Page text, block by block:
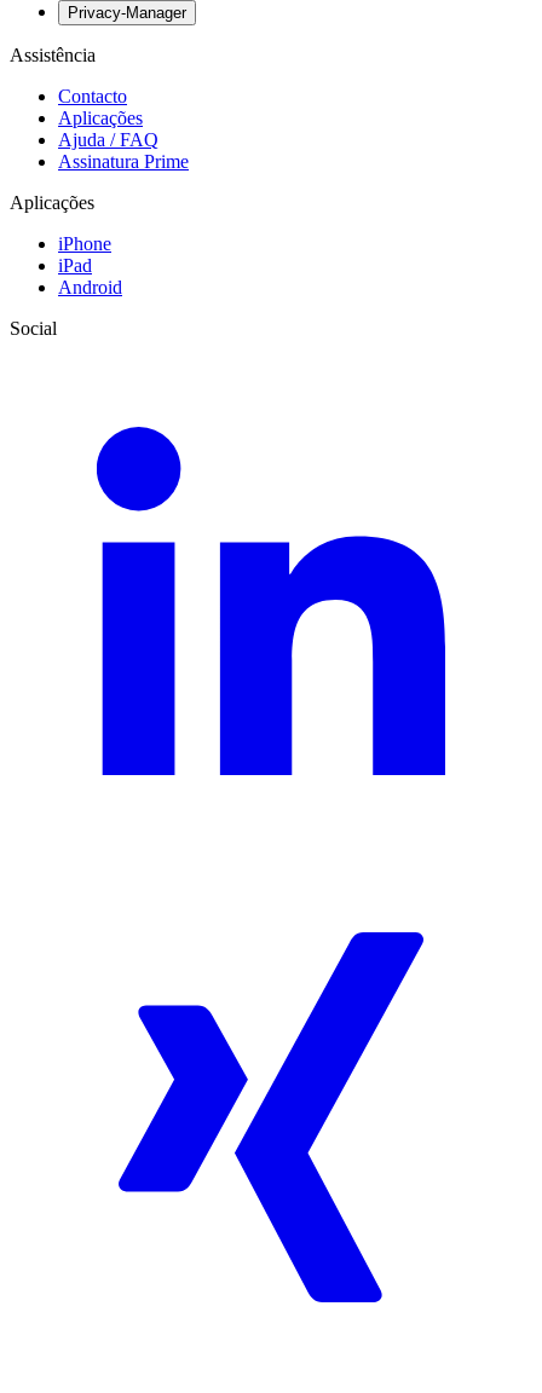
Privacy-Manager
Assistência
Contacto
Aplicações
Ajuda / FAQ
Assinatura Prime
Aplicações
iPhone
iPad
Android
Social